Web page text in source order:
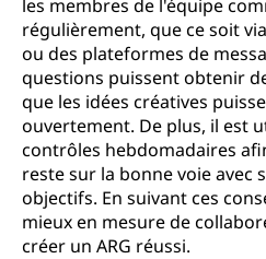
les membres de l'équipe
régulièrement, que ce soit
ou des plateformes de
questions puissent obtenir
que les idées créatives
ouvertement. De plus, il est
contrôles hebdomadaires
reste sur la bonne voie avec
objectifs. En suivant ces
mieux en mesure de
créer un ARG réussi.